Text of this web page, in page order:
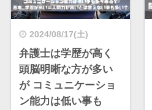
2024/08/17(土)
弁護士は学歴が高く
頭脳明晰な方が多い
が コミュニケーショ
ン能力は低い事も